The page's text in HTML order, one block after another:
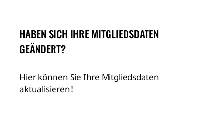
HABEN SICH IHRE MITGLIEDSDATEN
GEÄNDERT?
Hier können Sie Ihre Mitgliedsdaten
aktualisieren!